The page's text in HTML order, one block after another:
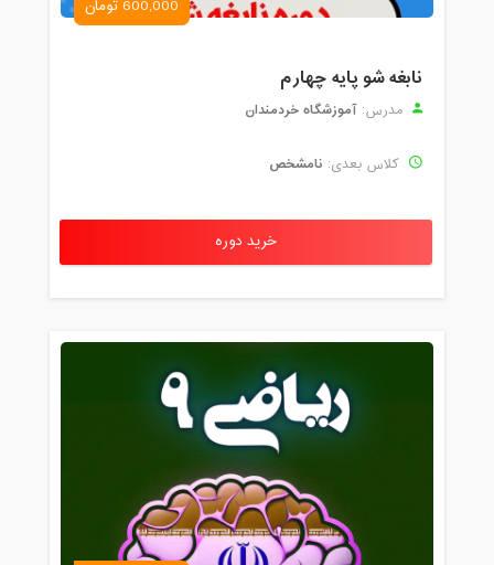
600,000 تومان
نابغه شو پایه چهارم
مدرس: آموزشگاه خردمندان
کلاس بعدی: نامشخص
خرید دوره